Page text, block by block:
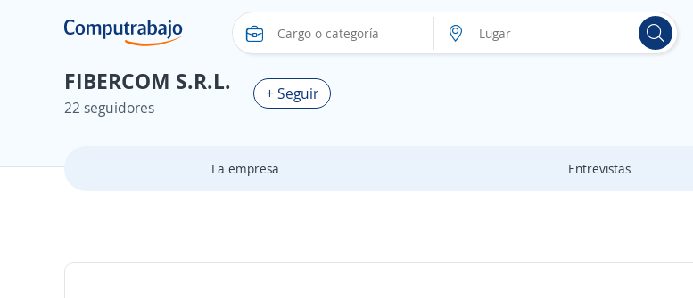
FIBERCOM S.R.L.
22 seguidores
+ Seguir
La empresa Entrevistas